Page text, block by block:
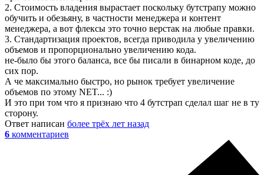
2. Стоимость владения вырастает поскольку бутстрапу можно
обучить и обезьяну, в частности менеджера и контент
менеджера, а вот флексы это точно верстак на любые правки.
3. Стандартизация проектов, всегда приводила у увеличению
объемов и пропорционально увеличению кода.
не-было бы этого баланса, все бы писали в бинарном коде, до
сих пор.
А че максимально быстро, но рынок требует увеличение
объемов по этому NET... :)
И это при том что я признаю что 4 бутстрап сделал шаг не в ту
сторону.
Ответ написан более трёх лет назад
6 комментариев